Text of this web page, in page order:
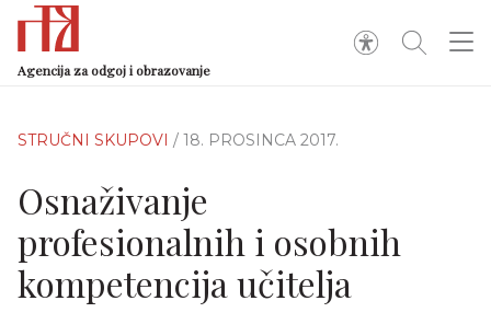
Agencija za odgoj i obrazovanje
STRUČNI SKUPOVI / 18. PROSINCA 2017.
Osnaživanje
profesionalnih i osobnih
kompetencija učitelja